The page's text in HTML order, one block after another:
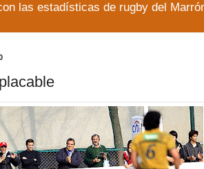
las estadísticas de rugby del